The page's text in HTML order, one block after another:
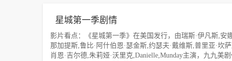
星城第一季剧情
影片看点：《星城第一季》在美国发行，由瑞斯·伊凡斯,安
那加提斯,鲁比·阿什伯恩·瑟金斯,约瑟夫·戴维斯,普里亚·坎
肖恩·吉尔德,朱莉娅·沃里克,Danielle,Munday主演，九九美